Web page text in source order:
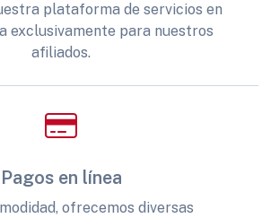
plataforma de servicios en
exclusivamente para nuestros
afiliados.
Pagos en línea
ofrecemos diversas